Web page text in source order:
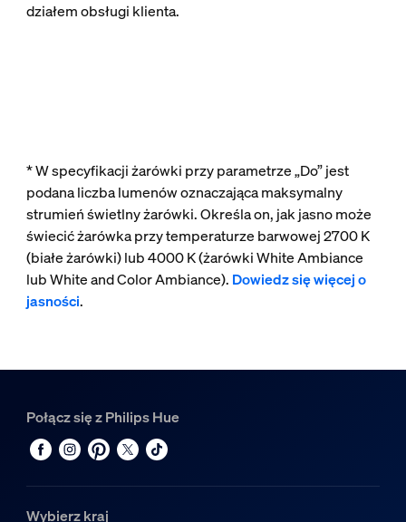
działem obsługi klienta.
* W specyfikacji żarówki przy parametrze „Do” jest
podana liczba lumenów oznaczająca maksymalny
strumień świetlny żarówki. Określa on, jak jasno może
świecić żarówka przy temperaturze barwowej 2700 K
(białe żarówki) lub 4000 K (żarówki White Ambiance
lub White and Color Ambiance). Dowiedz się więcej o
jasności.
Połącz się z Philips Hue
Wybierz kraj